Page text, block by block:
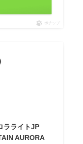
ポチップ
ラライトJP
AURORA